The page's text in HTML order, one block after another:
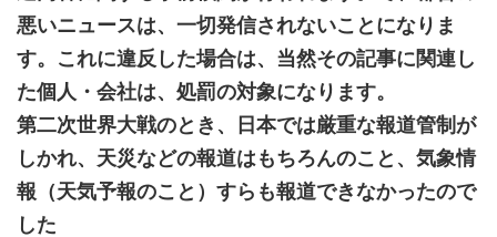
悪いニュースは、一切発信されないことになりま
す。これに違反した場合は、当然その記事に関連し
た個人・会社は、処罰の対象になります。
第二次世界大戦のとき、日本では厳重な報道管制が
しかれ、天災などの報道はもちろんのこと、気象情
報（天気予報のこと）すらも報道できなかったので
した